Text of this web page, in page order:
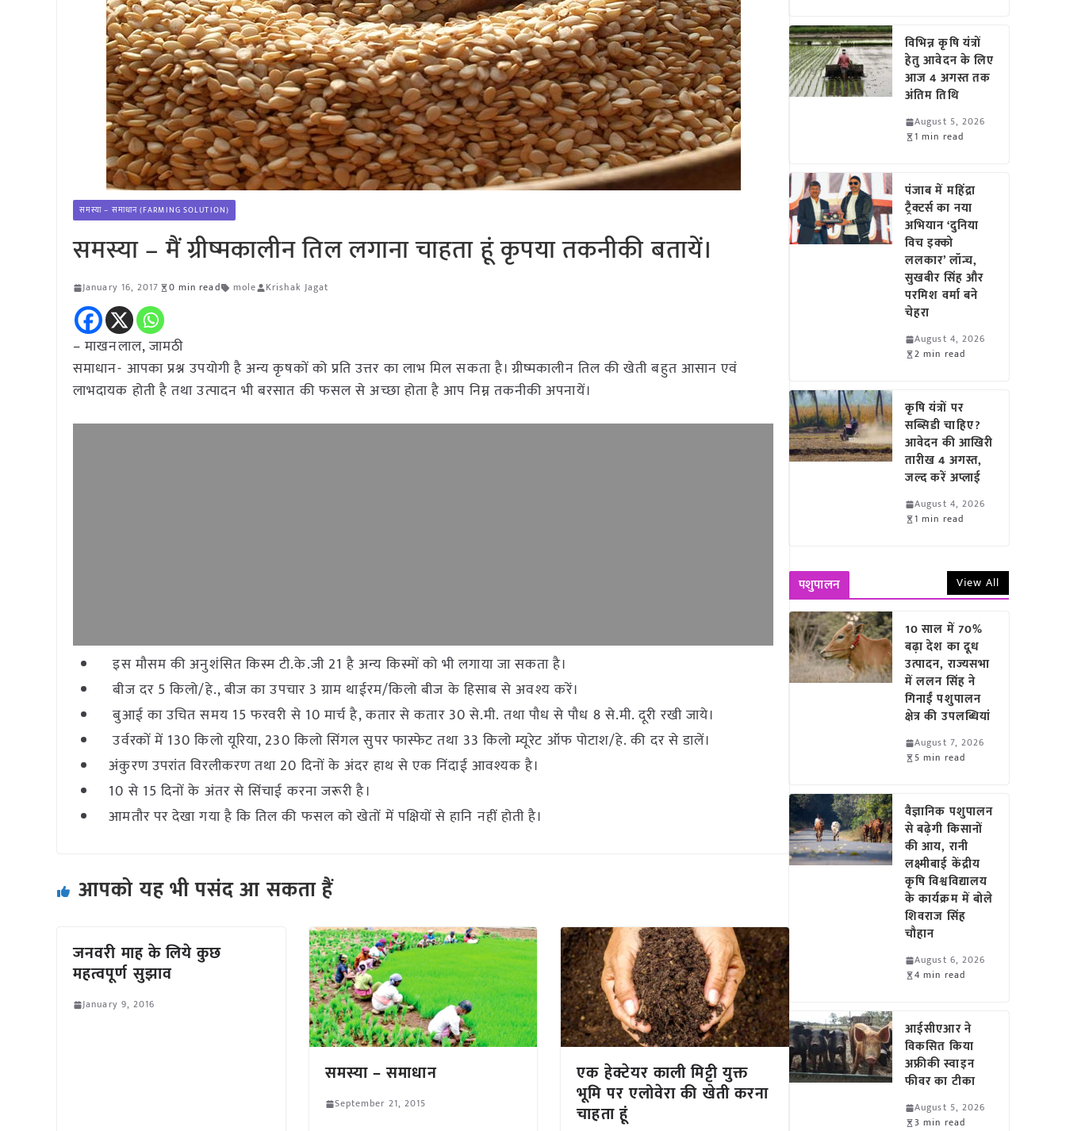
समस्या – समाधान (FARMING SOLUTION)
समस्या – मैं ग्रीष्मकालीन तिल लगाना चाहता हूं कृपया तकनीकी बतायें।
January 16, 2017 0 min read mole Krishak Jagat
– माखनलाल, जामठी
समाधान- आपका प्रश्न उपयोगी है अन्य कृषकों को प्रति उत्तर का लाभ मिल सकता है। ग्रीष्मकालीन तिल की खेती बहुत आसान एवं
लाभदायक होती है तथा उत्पादन भी बरसात की फसल से अच्छा होता है आप निम्न तकनीकी अपनायें।
इस मौसम की अनुशंसित किस्म टी.के.जी 21 है अन्य किस्मों को भी लगाया जा सकता है।
बीज दर 5 किलो/हे., बीज का उपचार 3 ग्राम थाईरम/किलो बीज के हिसाब से अवश्य करें।
बुआई का उचित समय 15 फरवरी से 10 मार्च है, कतार से कतार 30 से.मी. तथा पौध से पौध 8 से.मी. दूरी रखी जाये।
उर्वरकों में 130 किलो यूरिया, 230 किलो सिंगल सुपर फास्फेट तथा 33 किलो म्यूरेट ऑफ पोटाश/हे. की दर से डालें।
अंकुरण उपरांत विरलीकरण तथा 20 दिनों के अंदर हाथ से एक निंदाई आवश्यक है।
10 से 15 दिनों के अंतर से सिंचाई करना जरूरी है।
आमतौर पर देखा गया है कि तिल की फसल को खेतों में पक्षियों से हानि नहीं होती है।
आपको यह भी पसंद आ सकता हैं
जनवरी माह के लिये कुछ
महत्वपूर्ण सुझाव
January 9, 2016
समस्या – समाधान
September 21, 2015
एक हेक्टेयर काली मिट्टी युक्त
भूमि पर एलोवेरा की खेती करना
चाहता हूं
विभिन्न कृषि यंत्रों
हेतु आवेदन के लिए
आज 4 अगस्त तक
अंतिम तिथि
August 5, 2026
1 min read
पंजाब में महिंद्रा
ट्रैक्टर्स का नया
अभियान ‘दुनिया
विच इक्को
ललकार’ लॉन्च,
सुखबीर सिंह और
परमिश वर्मा बने
चेहरा
August 4, 2026
2 min read
कृषि यंत्रों पर
सब्सिडी चाहिए?
आवेदन की आखिरी
तारीख 4 अगस्त,
जल्द करें अप्लाई
August 4, 2026
1 min read
पशुपालन View All
10 साल में 70%
बढ़ा देश का दूध
उत्पादन, राज्यसभा
में ललन सिंह ने
गिनाईं पशुपालन
क्षेत्र की उपलब्धियां
August 7, 2026
5 min read
वैज्ञानिक पशुपालन
से बढ़ेगी किसानों
की आय, रानी
लक्ष्मीबाई केंद्रीय
कृषि विश्वविद्यालय
के कार्यक्रम में बोले
शिवराज सिंह
चौहान
August 6, 2026
4 min read
आईसीएआर ने
विकसित किया
अफ्रीकी स्वाइन
फीवर का टीका
August 5, 2026
3 min read